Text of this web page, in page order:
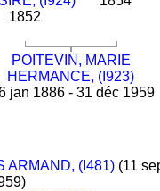
1852
POITEVIN, MARIE
HERMANCE, (I923)
jan 1886 - 31 déc 1959
ARMAND, (I481)(11